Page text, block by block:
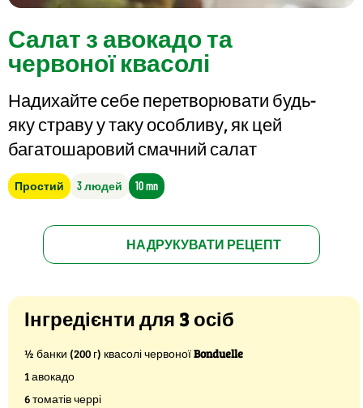
Салат з авокадо та
червоної квасолі
Надихайте себе перетворювати будь-
яку страву у таку особливу, як цей
багатошаровий смачний салат
Простий 3 людей 10 mn
НАДРУКУВАТИ РЕЦЕПТ
Інгредієнти для 3 осіб
½ банки (200 г) квасолі червоноїBonduelle
1 авокадо
6 томатів черрі